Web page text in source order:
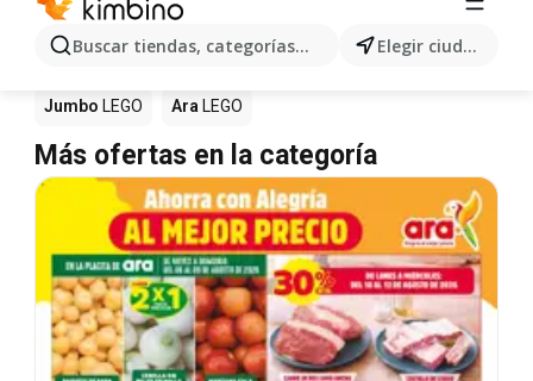
Buscar tiendas, categorías, productos... Elegir ciudad
LEGO en oferta - ¿Dónde comprarlo?
ÉxitoLEGO OlímpicaLEGO Metro LEGO
Jumbo LEGO Ara LEGO
Más ofertas en la categoría